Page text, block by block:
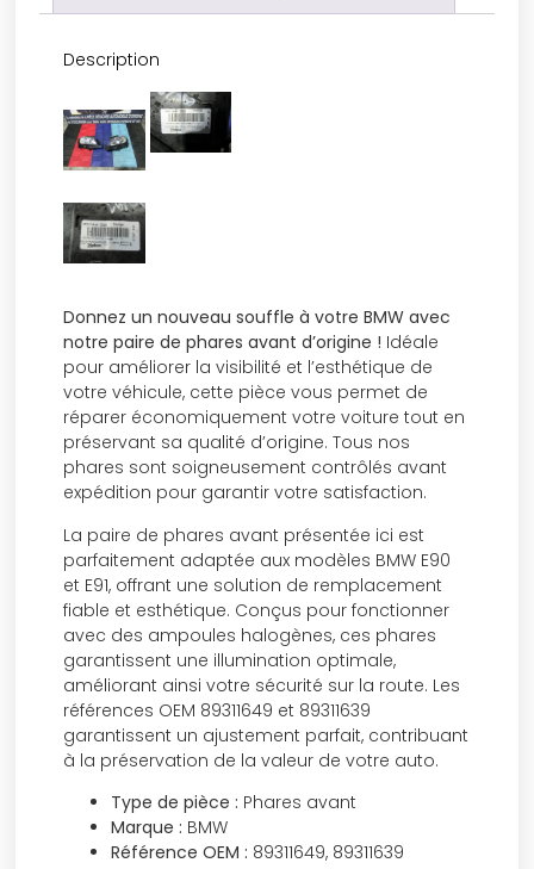
Description
Donnez un nouveau souffle à votre BMW avec
notre paire de phares avant d’origine ! Idéale
pour améliorer la visibilité et l’esthétique de
votre véhicule, cette pièce vous permet de
réparer économiquement votre voiture tout en
préservant sa qualité d’origine. Tous nos
phares sont soigneusement contrôlés avant
expédition pour garantir votre satisfaction.
La paire de phares avant présentée ici est
parfaitement adaptée aux modèles BMW E90
et E91, offrant une solution de remplacement
fiable et esthétique. Conçus pour fonctionner
avec des ampoules halogènes, ces phares
garantissent une illumination optimale,
améliorant ainsi votre sécurité sur la route. Les
références OEM 89311649 et 89311639
garantissent un ajustement parfait, contribuant
à la préservation de la valeur de votre auto.
Type de pièce : Phares avant
Marque : BMW
Référence OEM : 89311649, 89311639